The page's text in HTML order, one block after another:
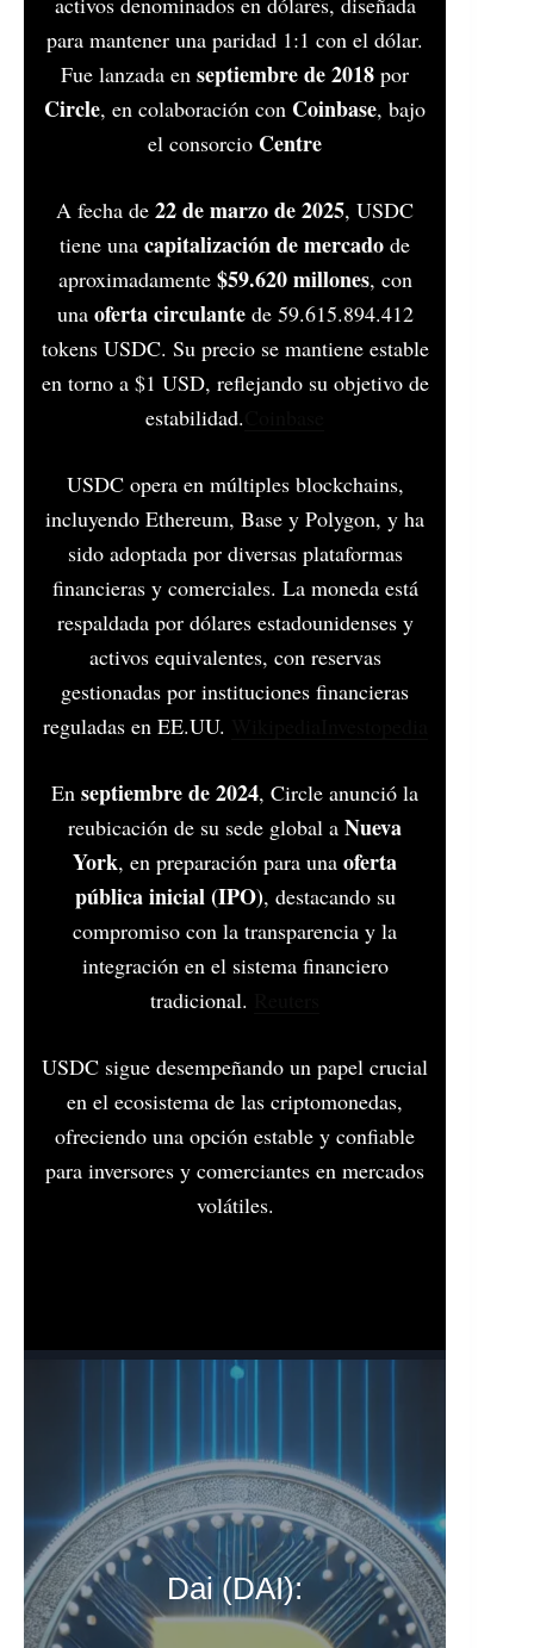
para mantener una paridad 1:1 con el dólar.
Fue lanzada enseptiembre de 2018 por
Circle, en colaboración con Coinbase, bajo
el consorcio Centre
A fecha de22 de marzo de 2025, USDC
tiene unacapitalización de mercado de
aproximadamente $59.620 millones, con
una oferta circulantede 59.615.894.412
tokens USDC. Su precio se mantiene estable
en torno a $1 USD, reflejando su objetivo de
estabilidad.​
USDC opera en múltiples blockchains,
incluyendo Ethereum, Base y Polygon, y ha
sido adoptada por diversas plataformas
financieras y comerciales. La moneda está
respaldada por dólares estadounidenses y
activos equivalentes, con reservas
gestionadas por instituciones financieras
reguladas en EE.UU. ​
Enseptiembre de 2024, Circle anunció la
reubicación de su sede global aNueva
York, en preparación para unaoferta
pública inicial (IPO), destacando su
compromiso con la transparencia y la
integración en el sistema financiero
tradicional. ​
USDC sigue desempeñando un papel crucial
en el ecosistema de las criptomonedas,
ofreciendo una opción estable y confiable
para inversores y comerciantes en mercados
volátiles.
Dai (DAI):